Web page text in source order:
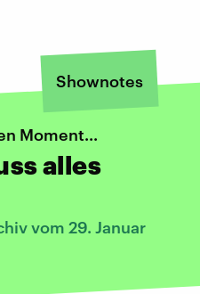
Shownotes
Moment...
alles
vom 29. Januar